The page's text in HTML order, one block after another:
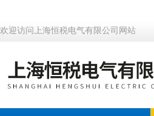
欢迎访问上海恒税电气有限公司网站